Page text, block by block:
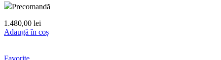
Precomandă
1.480,00 lei
Adaugă în coș